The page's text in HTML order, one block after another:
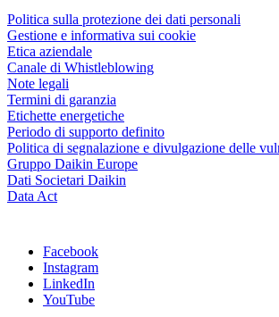
Politica sulla protezione dei dati personali
Gestione e informativa sui cookie
Etica aziendale
Canale di Whistleblowing
Note legali
Termini di garanzia
Etichette energetiche
Periodo di supporto definito
Politica di segnalazione e divulgazione delle
Gruppo Daikin Europe
Dati Societari Daikin
Data Act
Facebook
Instagram
LinkedIn
YouTube